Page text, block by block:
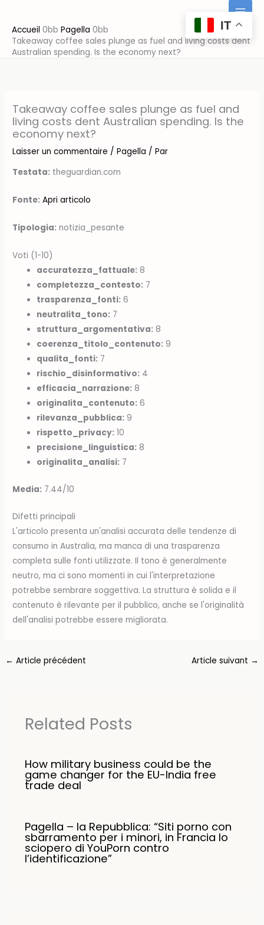
contenu
Accueil
Pagella
Takeaway coffee sales plunge as fuel and living costs dent
Australian spending. Is the economy next?
Takeaway coffee sales plunge as fuel and
living costs dent Australian spending. Is the
economy next?
Laisser un commentaire /Pagella / Par
Testata: theguardian.com
Fonte: Apri articolo
Tipologia: notizia_pesante
Voti (1-10)
accuratezza_fattuale: 8
completezza_contesto: 7
trasparenza_fonti: 6
neutralita_tono: 7
struttura_argomentativa: 8
coerenza_titolo_contenuto: 9
qualita_fonti: 7
rischio_disinformativo: 4
efficacia_narrazione: 8
originalita_contenuto: 6
rilevanza_pubblica: 9
rispetto_privacy: 10
precisione_linguistica: 8
originalita_analisi: 7
Media: 7.44/10
Difetti principali
L'articolo presenta un'analisi accurata delle tendenze di
consumo in Australia, ma manca di una trasparenza
completa sulle fonti utilizzate. Il tono è generalmente
neutro, ma ci sono momenti in cui l'interpretazione
potrebbe sembrare soggettiva. La struttura è solida e il
contenuto è rilevante per il pubblico, anche se l'originalità
dell'analisi potrebbe essere migliorata.
← Article précédent Article suivant →
Related Posts
How military business could be the
game changer for the EU-India free
trade deal
Pagella – la Repubblica: “Siti porno con
sbarramento per i minori, in Francia lo
sciopero di YouPorn contro
l’identificazione”
IT